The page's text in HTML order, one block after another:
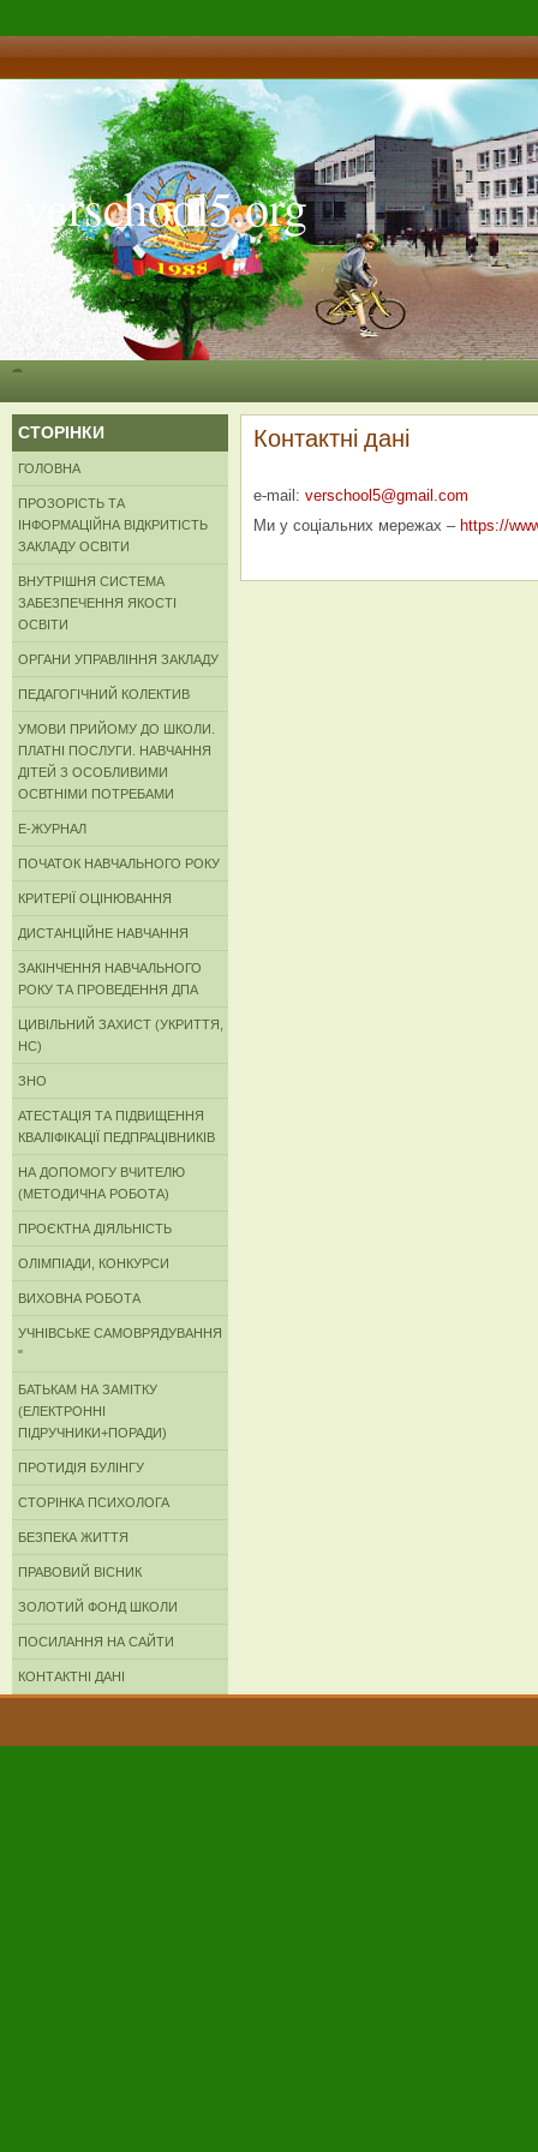
verschool5.org
СТОРІНКИ
ГОЛОВНА
ПРОЗОРІСТЬ ТА
ІНФОРМАЦІЙНА ВІДКРИТІСТЬ
ЗАКЛАДУ ОСВІТИ
ВНУТРІШНЯ СИСТЕМА
ЗАБЕЗПЕЧЕННЯ ЯКОСТІ
ОСВІТИ
ОРГАНИ УПРАВЛІННЯ ЗАКЛАДУ
ПЕДАГОГІЧНИЙ КОЛЕКТИВ
УМОВИ ПРИЙОМУ ДО ШКОЛИ.
ПЛАТНІ ПОСЛУГИ. НАВЧАННЯ
ДІТЕЙ З ОСОБЛИВИМИ
ОСВТНІМИ ПОТРЕБАМИ
Е-ЖУРНАЛ
ПОЧАТОК НАВЧАЛЬНОГО РОКУ
КРИТЕРІЇ ОЦІНЮВАННЯ
ДИСТАНЦІЙНЕ НАВЧАННЯ
ЗАКІНЧЕННЯ НАВЧАЛЬНОГО
РОКУ ТА ПРОВЕДЕННЯ ДПА
ЦИВІЛЬНИЙ ЗАХИСТ (УКРИТТЯ,
НС)
ЗНО
АТЕСТАЦІЯ ТА ПІДВИЩЕННЯ
КВАЛІФІКАЦІЇ ПЕДПРАЦІВНИКІВ
НА ДОПОМОГУ ВЧИТЕЛЮ
(МЕТОДИЧНА РОБОТА)
ПРОЄКТНА ДІЯЛЬНІСТЬ
ОЛІМПІАДИ, КОНКУРСИ
ВИХОВНА РОБОТА
УЧНІВСЬКЕ САМОВРЯДУВАННЯ
"
БАТЬКАМ НА ЗАМІТКУ
(ЕЛЕКТРОННІ
ПІДРУЧНИКИ+ПОРАДИ)
ПРОТИДІЯ БУЛІНГУ
СТОРІНКА ПСИХОЛОГА
БЕЗПЕКА ЖИТТЯ
ПРАВОВИЙ ВІСНИК
ЗОЛОТИЙ ФОНД ШКОЛИ
ПОСИЛАННЯ НА САЙТИ
КОНТАКТНІ ДАНІ
Контактні дані
e-mail: verschool5@gmail.com
Ми у соціальних мережах – https://